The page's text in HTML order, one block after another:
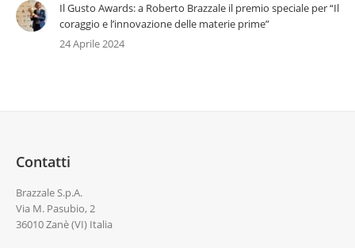
Il Gusto Awards: a Roberto Brazzale il premio speciale per “Il
coraggio e l’innovazione delle materie prime”
24 Aprile 2024
Contatti
Brazzale S.p.A.
Via M. Pasubio, 2
36010 Zanè (VI) Italia